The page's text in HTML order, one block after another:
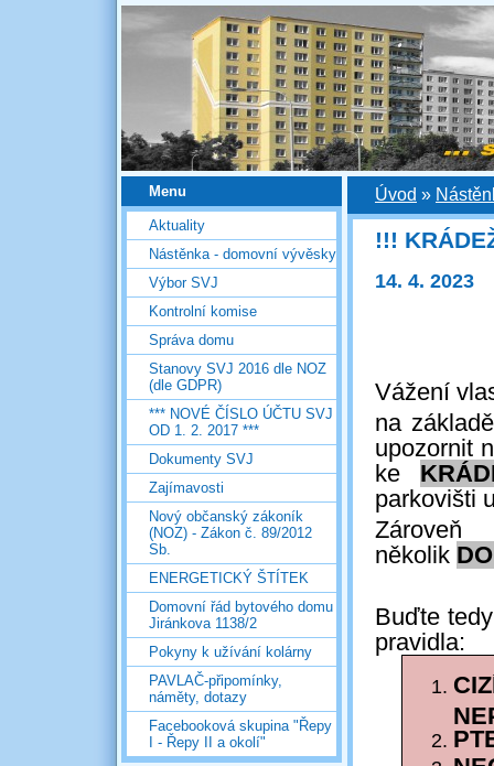
Menu
Aktuality
Nástěnka - domovní vývěsky
Výbor SVJ
Kontrolní komise
Správa domu
Stanovy SVJ 2016 dle NOZ
(dle GDPR)
*** NOVÉ ČÍSLO ÚČTU SVJ
OD 1. 2. 2017 ***
Dokumenty SVJ
Zajímavosti
Nový občanský zákoník
(NOZ) - Zákon č. 89/2012
Sb.
ENERGETICKÝ ŠTÍTEK
Domovní řád bytového domu
Jiránkova 1138/2
Pokyny k užívání kolárny
PAVLAČ-připomínky,
náměty, dotazy
Facebooková skupina "Řepy
I - Řepy II a okolí"
Úvod »
!!!
14. 4. 2023
Vážení
na
upozornit
ke
parkovišti
několik
Buďte
pravidla: